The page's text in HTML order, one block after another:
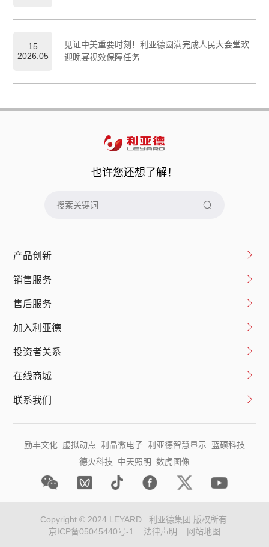
15
2026.05
见证中美重要时刻！利亚德圆满完成人民大会堂欢
迎晚宴视效保障任务
也许您还想了解！
产品创新
销售服务
售后服务
加入利亚德
投资者关系
在线商城
联系我们
励丰文化 虚拟动点 利晶微电子 利亚德智慧显示 蓝硕科技
德火科技
中天照明 数虎图像
Copyright © 2024 LEYARD
利亚德集团 版权所有
京ICP备05045440号-1
法律声明 网站地图